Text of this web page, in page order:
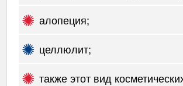
алопеция;
целлюлит;
также этот вид